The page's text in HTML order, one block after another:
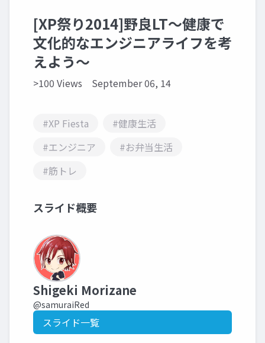
[XP祭り2014]野良LT～健康で
文化的なエンジニアライフを考
えよう～
>100 Views September 06, 14
#XP Fiesta
#健康生活
#エンジニア
#お弁当生活
#筋トレ
スライド概要
Shigeki Morizane
@samuraiRed
スライド一覧